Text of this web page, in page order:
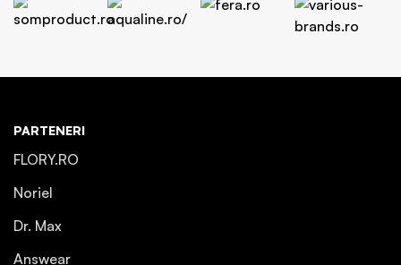
PARTENERI
FLORY.RO
Noriel
Dr. Max
Answear